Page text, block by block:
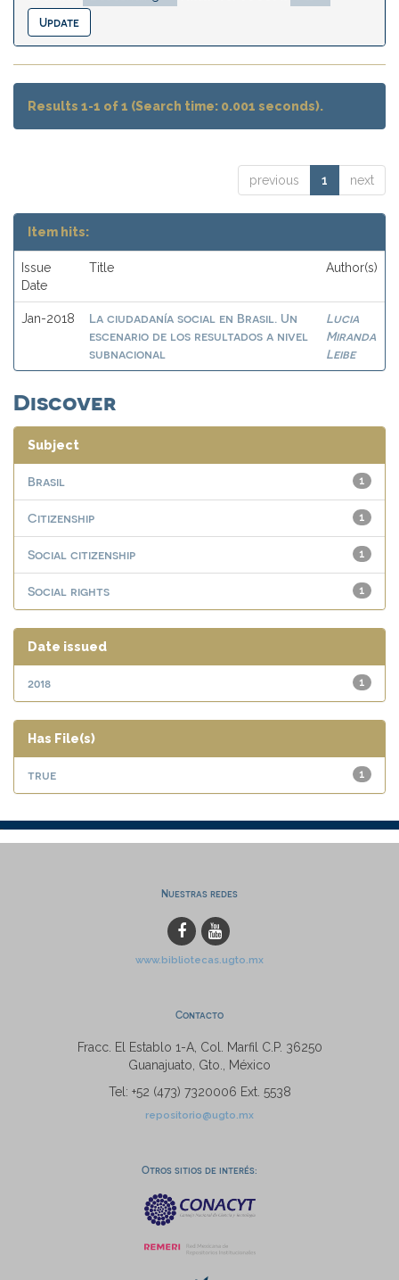
Results 1-1 of 1 (Search time: 0.001 seconds).
previous 1 next
Item hits:
Issue
Date
Title Author(s)
Jan-2018
La ciudadanía social en Brasil. Un
escenario de los resultados a nivel
subnacional
Lucia
Miranda
Leibe
Discover
Subject
1
Brasil
1
Citizenship
1
Social citizenship
1
Social rights
Date issued
1
2018
Has File(s)
1
true
Nuestras redes
www.bibliotecas.ugto.mx
Contacto
Fracc. El Establo 1-A, Col. Marfil C.P. 36250
Guanajuato, Gto., México
Tel: +52 (473) 7320006 Ext. 5538
repositorio@ugto.mx
Otros sitios de interés: